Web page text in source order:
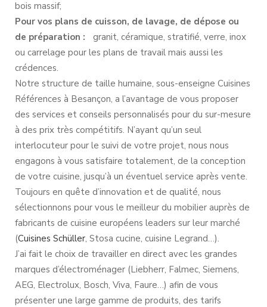
bois massif;
Pour vos plans de cuisson, de lavage, de dépose ou
de préparation : granit, céramique, stratifié, verre, inox
ou carrelage pour les plans de travail mais aussi les
crédences.
Notre structure de taille humaine, sous-enseigne Cuisines
Références à Besançon, a l’avantage de vous proposer
des services et conseils personnalisés pour du sur-mesure
à des prix très compétitifs. N’ayant qu’un seul
interlocuteur pour le suivi de votre projet, nous nous
engagons à vous satisfaire totalement, de la conception
de votre cuisine, jusqu’à un éventuel service après vente.
Toujours en quête d’innovation et de qualité, nous
sélectionnons pour vous le meilleur du mobilier auprès de
fabricants de cuisine européens leaders sur leur marché
(Cuisines Schüller, Stosa cucine, cuisine Legrand…).
J’ai fait le choix de travailler en direct avec les grandes
marques d’électroménager (Liebherr, Falmec, Siemens,
AEG, Electrolux, Bosch, Viva, Faure…) afin de vous
présenter une large gamme de produits, des tarifs